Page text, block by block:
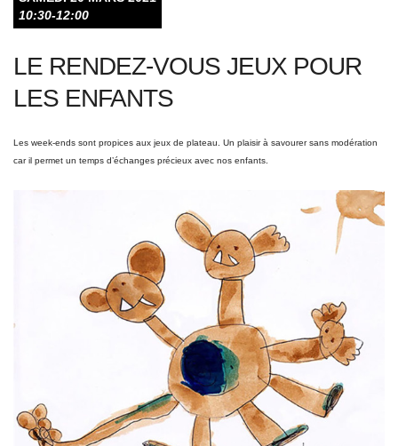
10:30-12:00
LE RENDEZ-VOUS JEUX POUR
LES ENFANTS
Les week-ends sont propices aux jeux de plateau. Un plaisir à savourer sans modération
car il permet un temps d’échanges précieux avec nos enfants.